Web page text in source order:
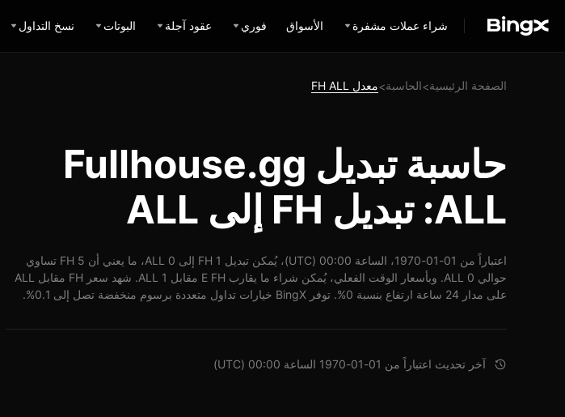
شراء عملات مشفرة الأسواق فوري عقود آجلة البوتات نسخ التداول
الصفحة الرئيسية>الحاسبة>معدل FH ALL
حاسبة تبديل Fullhouse.gg
ALL: تبديل FH إلى ALL
اعتباراً من 01-01-1970، الساعة 00:00 (UTC)، يُمكن تبديل 1 FH إلى 0 ALL، ما يعني أن 5 FH تساوي
حوالي 0 ALL. وبأسعار الوقت الفعلي، يُمكن شراء ما يقارب E FH مقابل 1 ALL. شهد سعر FH مقابل ALL
على مدار 24 ساعة ارتفاع بنسبة 0%. توفر BingX خيارات تداول متعددة برسوم منخفضة تصل إلى 0.1%.
آخر تحديث اعتباراً من 01-01-1970 الساعة 00:00 (UTC)